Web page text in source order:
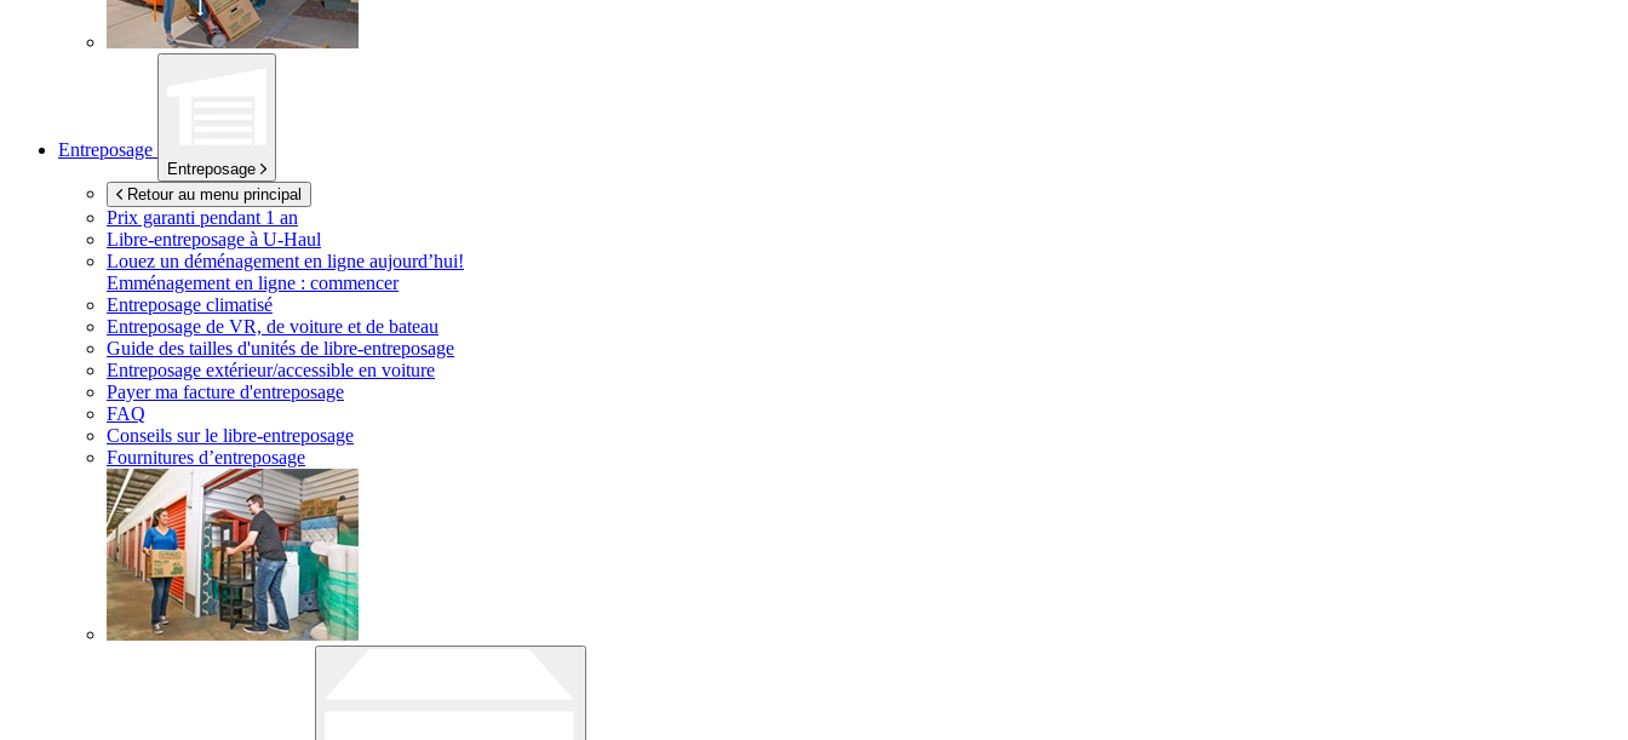
Entreposage
Entreposage
Retour au menu principal
Prix garanti pendant 1 an
Libre-entreposage à U-Haul
Louez un déménagement en ligne aujourd’hui!
Emménagement en ligne : commencer
Entreposage climatisé
Entreposage de VR, de voiture et de bateau
Guide des tailles d'unités de libre-entreposage
Entreposage extérieur/accessible en voiture
Payer ma facture d'entreposage
FAQ
Conseils sur le libre-entreposage
Fournitures d’entreposage